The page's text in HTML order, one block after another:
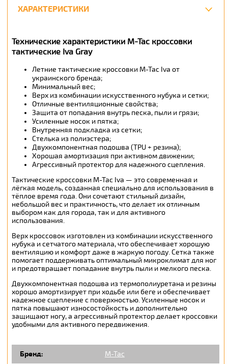
ХАРАКТЕРИСТИКИ
Технические характеристики M-Tac кроссовки
тактические Iva Gray
Летние тактические кроссовки M-Tac Iva от
украинского бренда;
Минимальный вес;
Верх из комбинации искусственного нубука и сетки;
Отличные вентиляционные свойства;
Защита от попадания внутрь песка, пыли и грязи;
Усиленные носок и пятка;
Внутренняя подкладка из сетки;
Стелька из полиэстера;
Двухкомпонентная подошва (TPU + резина);
Хорошая амортизация при активном движении;
Агрессивный протектор для надежного сцепления.
Тактические кроссовки M-Tac Iva — это современная и
лёгкая модель, созданная специально для использования в
тёплое время года. Они сочетают стильный дизайн,
небольшой вес и практичность, что делает их отличным
выбором как для города, так и для активного
использования.
Верх кроссовок изготовлен из комбинации искусственного
нубука и сетчатого материала, что обеспечивает хорошую
вентиляцию и комфорт даже в жаркую погоду. Сетка также
помогает поддерживать оптимальный микроклимат для ног
и предотвращает попадание внутрь пыли и мелкого песка.
Двухкомпонентная подошва из термополиуретана и резины
хорошо амортизирует при ходьбе или беге и обеспечивает
надежное сцепление с поверхностью. Усиленные носок и
пятка повышают износостойкость и дополнительно
защищают ногу, а агрессивный протектор делает кроссовки
удобными для активного передвижения.
Бренд: M-Tac